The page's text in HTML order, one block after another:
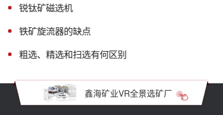
锐钛矿磁选机
铁矿旋流器的缺点
粗选、精选和扫选有何区别
鑫海矿业VR全景选矿厂